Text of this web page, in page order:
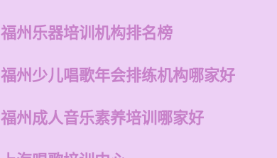
福州乐器培训机构排名榜
福州少儿唱歌年会排练机构哪家好
福州成人音乐素养培训哪家好